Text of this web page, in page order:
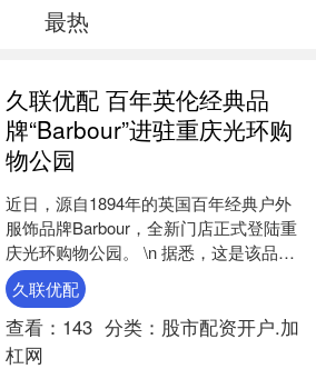
最热
久联优配 百年英伦经典品
牌“Barbour”进驻重庆光环购
物公园
近日，源自1894年的英国百年经典户外
服饰品牌Barbour，全新门店正式登陆重
庆光环购物公园。 \n 据悉，这是该品牌
布局山城的第三家门店，亦是当前重庆
面积最....
久联优配
查看： 143 分类： 股市配资开户.加
杠网